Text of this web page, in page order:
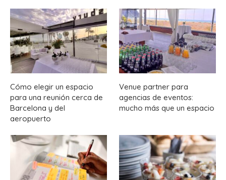
Cómo elegir un espacio
para una reunión cerca de
Barcelona y del
aeropuerto
Venue partner para
agencias de eventos:
mucho más que un espacio